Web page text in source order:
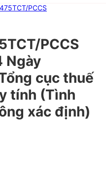
PCCS
PCCS
Ngày
cục thuế
tính (Tình
xác định)